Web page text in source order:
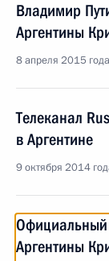
Владимир
Аргентины
8 апреля 2015
Телеканал
в Аргентине
9 октября 2014
Официальный
Аргентины